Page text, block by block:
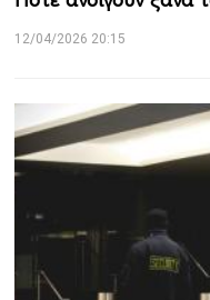
12/04/2026 20:15